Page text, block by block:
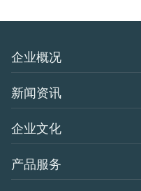
企业概况
新闻资讯
企业文化
产品服务